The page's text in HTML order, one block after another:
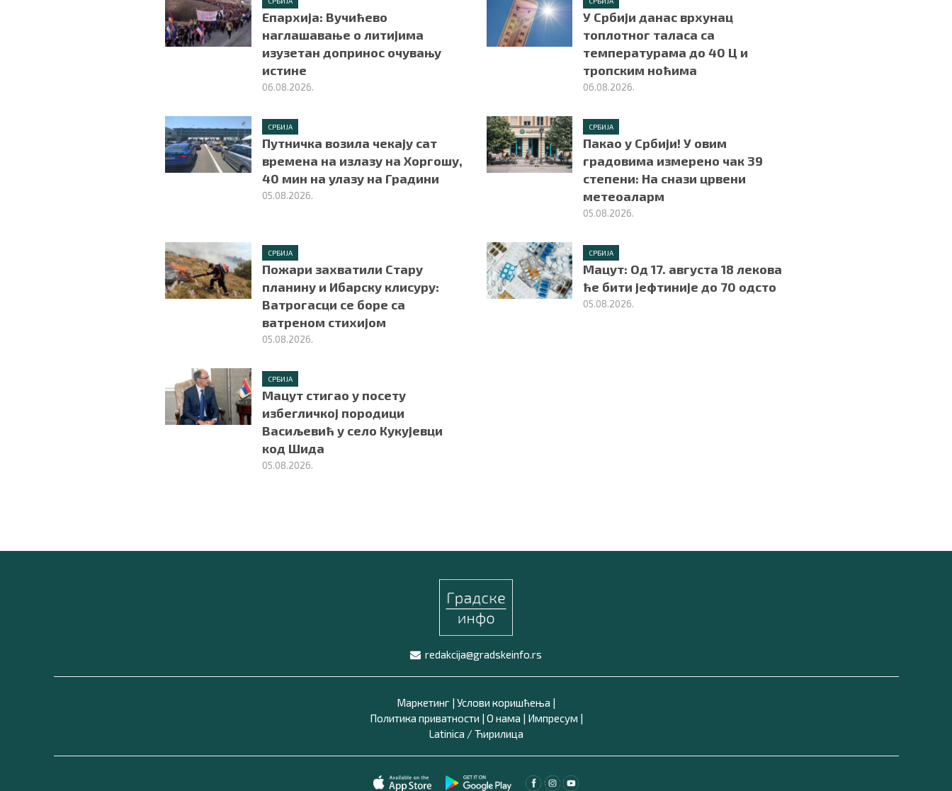
Епархија: Вучићево
наглашавање о литијима
изузетан допринос очувању
истине
06.08.2026.
У Србији данас врхунац
топлотног таласа са
температурама до 40 Ц и
тропским ноћима
06.08.2026.
СРБИЈА
Путничка возила чекају сат
времена на излазу на Хоргошу,
40 мин на улазу на Градини
05.08.2026.
СРБИЈА
Пакао у Србији! У овим
градовима измерено чак 39
степени: На снази црвени
метеоаларм
05.08.2026.
СРБИЈА
Пожари захватили Стару
планину и Ибарску клисуру:
Ватрогасци се боре са
ватреном стихијом
05.08.2026.
СРБИЈА
Мацут: Од 17. августа 18 лекова
ће бити јефтиније до 70 одсто
05.08.2026.
СРБИЈА
Мацут стигао у посету
избегличкој породици
Васиљевић у село Кукујевци
код Шида
05.08.2026.
redakcija@gradskeinfo.rs
Маркетинг | Услови коришћења |
Политика приватности | О нама | Импресум |
Latinica /Ћирилица